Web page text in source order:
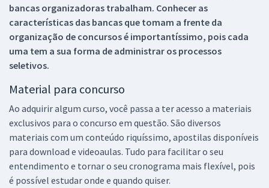
bancas organizadoras trabalham. Conhecer as
características das bancas que tomam a frente da
organização de concursos é importantíssimo, pois cada
uma tem a sua forma de administrar os processos
seletivos.
Material para concurso
Ao adquirir algum curso, você passa a ter acesso a materiais
exclusivos para o concurso em questão. São diversos
materiais com um conteúdo riquíssimo, apostilas disponíveis
para download e videoaulas. Tudo para facilitar o seu
entendimento e tornar o seu cronograma mais flexível, pois
é possível estudar onde e quando quiser.